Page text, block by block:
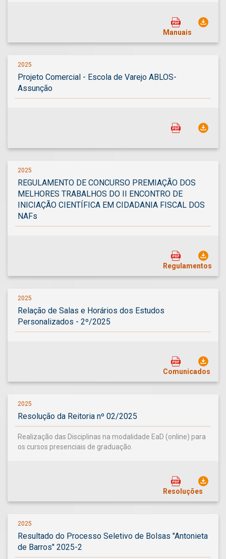
Manuais
2025
Projeto Comercial - Escola de Varejo ABLOS-
Assunção
2025
REGULAMENTO DE CONCURSO PREMIAÇÃO DOS
MELHORES TRABALHOS DO II ENCONTRO DE
INICIAÇÃO CIENTÍFICA EM CIDADANIA FISCAL DOS
NAFs
Regulamentos
2025
Relação de Salas e Horários dos Estudos
Personalizados - 2º/2025
Comunicados
2025
Resolução da Reitoria nº 02/2025
Realização das Disciplinas na modalidade EaD (online) para
os cursos presenciais de graduação.
Resoluções
2025
Resultado do Processo Seletivo de Bolsas "Antonieta
de Barros" 2025-2